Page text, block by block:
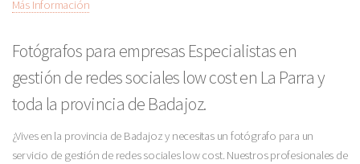
Más Información
Fotógrafos para empresas Especialistas en
gestión de redes sociales low cost en La Parra y
toda la provincia de Badajoz.
¿Vives en la provincia de Badajoz y necesitas un fotógrafo para un
servicio de gestión de redes sociales low cost. Nuestros profesionales de